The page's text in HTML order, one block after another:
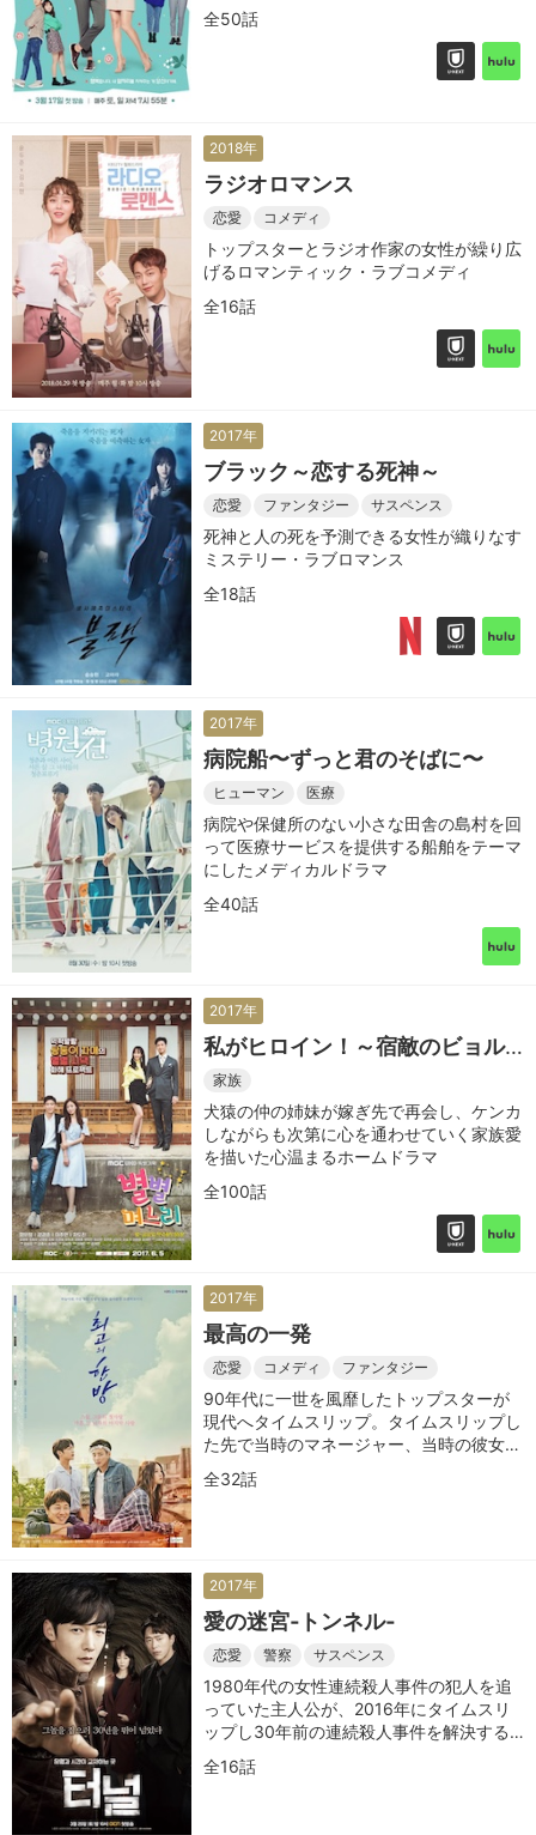
全50話
2018年
ラジオロマンス
恋愛 コメディ
トップスターとラジオ作家の女性が繰り広
げるロマンティック・ラブコメディ
全16話
2017年
ブラック～恋する死神～
恋愛 ファンタジー サスペンス
死神と人の死を予測できる女性が織りなす
ミステリー・ラブロマンス
全18話
2017年
病院船〜ずっと君のそばに〜
ヒューマン 医療
病院や保健所のない小さな田舎の島村を回
って医療サービスを提供する船舶をテーマ
にしたメディカルドラマ
全40話
2017年
私がヒロイン！～宿敵のビョル
姉妹～
家族
犬猿の仲の姉妹が嫁ぎ先で再会し、ケンカ
しながらも次第に心を通わせていく家族愛
を描いた心温まるホームドラマ
全100話
2017年
最高の一発
恋愛 コメディ ファンタジー
90年代に一世を風靡したトップスターが
現代へタイムスリップ。タイムスリップし
た先で当時のマネージャー、当時の彼女な
どに出会うのだが
全32話
2017年
愛の迷宮‐トンネル‐
恋愛 警察 サスペンス
1980年代の女性連続殺人事件の犯人を追
っていた主人公が、2016年にタイムスリ
ップし30年前の連続殺人事件を解決する
姿を描いたサスペンス・ラブストーリー
全16話